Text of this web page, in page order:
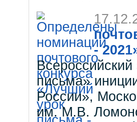
-
письма»
России»,
им. М.В.